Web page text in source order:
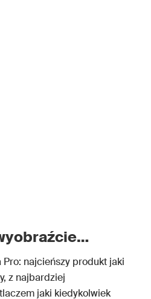
Pro: najcieńszy produkt jaki
z najbardziej
jaki kiedykolwiek